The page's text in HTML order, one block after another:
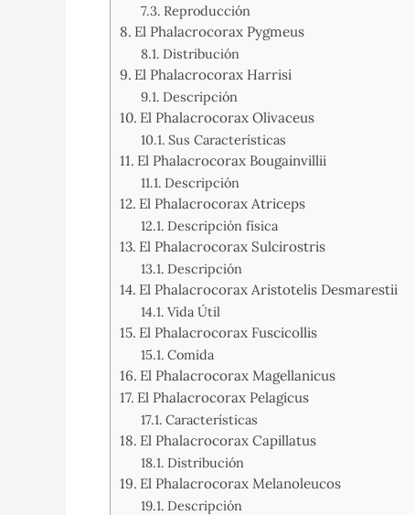
Reproducción
El Phalacrocorax Pygmeus
Distribución
El Phalacrocorax Harrisi
Descripción
El Phalacrocorax Olivaceus
Sus Características
El Phalacrocorax Bougainvillii
Descripción
El Phalacrocorax Atriceps
Descripción física
El Phalacrocorax Sulcirostris
Descripción
El Phalacrocorax Aristotelis Desmarestii
Vida Útil
El Phalacrocorax Fuscicollis
Comida
El Phalacrocorax Magellanicus
El Phalacrocorax Pelagicus
Características
El Phalacrocorax Capillatus
Distribución
El Phalacrocorax Melanoleucos
Descripción